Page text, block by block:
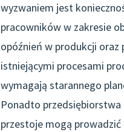
wyzwaniem jest
pracowników w zakresie
opóźnień w produkcji
istniejącymi procesami
wymagają starannego
Ponadto przedsiębiorstwa
przestoje mogą